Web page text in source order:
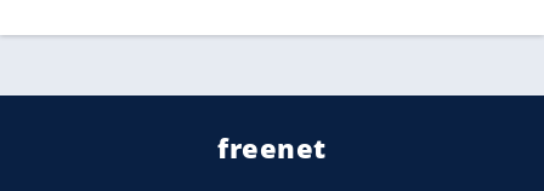
freenet